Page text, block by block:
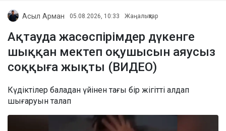
Асыл Арман 05.08.2026, 10:33 Жаңалықтар
Ақтауда жасөспірімдер дүкенге
шыққан мектеп оқушысын аяусыз
соққыға жықты (ВИДЕО)
Күдіктілер баладан үйінен тағы бір жігітті алдап
шығаруын талап